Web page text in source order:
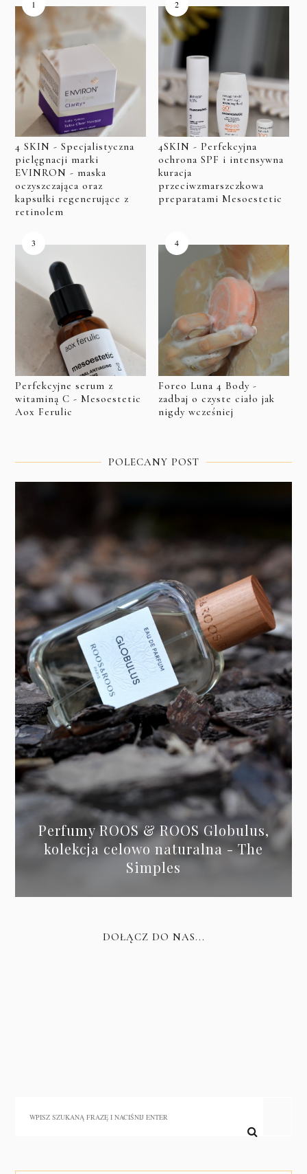
4 SKIN - Specjalistyczna
pielęgnacji marki
EVINRON - maska
oczyszczająca oraz
kapsułki regenerujące z
retinolem
4SKIN - Perfekcyjna
ochrona SPF i intensywna
kuracja
przeciwzmarszczkowa
preparatami Mesoestetic
Perfekcyjne serum z
witaminą C - Mesoestetic
Aox Ferulic
Foreo Luna 4 Body -
zadbaj o czyste ciało jak
nigdy wcześniej
POLECANY POST
Perfumy ROOS & ROOS Globulus,
kolekcja celowo naturalna - The
Simples
DOŁĄCZ DO NAS...